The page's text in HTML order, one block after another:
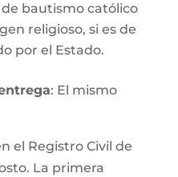
bautismo católico
religioso, si es de
por el Estado.
: El mismo
el Registro Civil de
La primera